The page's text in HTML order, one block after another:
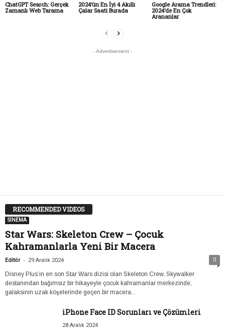
ChatGPT Search: Gerçek
Zamanlı Web Tarama
2024’ün En İyi 4 Akıllı
Çalar Saati Burada
Google Arama Trendleri:
2024’de En Çok
Arananlar
- Advertisement -
RECOMMENDED VIDEOS
SİNEMA
Star Wars: Skeleton Crew – Çocuk
Kahramanlarla Yeni Bir Macera
Editör - 29 Aralık 2024 0
Disney Plus’ın en son Star Wars dizisi olan Skeleton Crew, Skywalker
destanından bağımsız bir hikayeyle çocuk kahramanlar merkezinde,
galaksinin uzak köşelerinde geçen bir macera...
iPhone Face ID Sorunları ve Çözümleri
28 Aralık 2024